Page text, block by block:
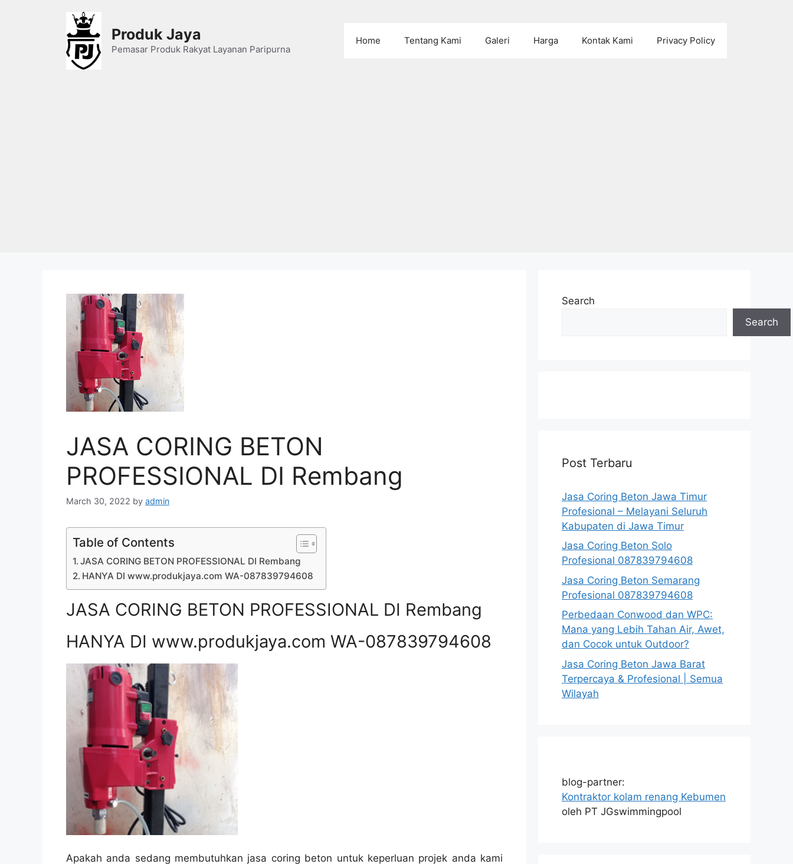
Produk Jaya
Pemasar Produk Rakyat Layanan Paripurna
Home Tentang Kami Galeri Harga Kontak Kami Privacy Policy
JASA CORING BETON
PROFESSIONAL DI Rembang
March 30, 2022 by admin
Table of Contents
JASA CORING BETON PROFESSIONAL DI Rembang
HANYA DI www.produkjaya.com WA-087839794608
JASA CORING BETON PROFESSIONAL DI Rembang
HANYA DI www.produkjaya.com WA-087839794608
Apakah anda sedang membutuhkan jasa coring beton untuk keperluan projek anda kami
Search
Search
Post Terbaru
Jasa Coring Beton Jawa Timur
Profesional – Melayani Seluruh
Kabupaten di Jawa Timur
Jasa Coring Beton Solo
Profesional 087839794608
Jasa Coring Beton Semarang
Profesional 087839794608
Perbedaan Conwood dan WPC:
Mana yang Lebih Tahan Air, Awet,
dan Cocok untuk Outdoor?
Jasa Coring Beton Jawa Barat
Terpercaya & Profesional | Semua
Wilayah
blog-partner:
Kontraktor kolam renang Kebumen
oleh PT JGswimmingpool